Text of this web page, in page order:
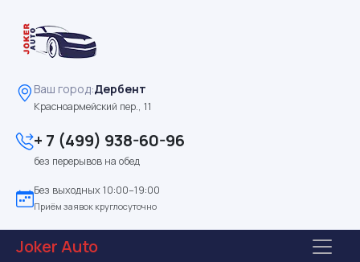
Ваш город:Дербент
Красноармейский пер., 11
+ 7 (499) 938-60-96
без перерывов на обед
Без выходных 10:00–19:00
Приём заявок круглосуточно
JokerAuto